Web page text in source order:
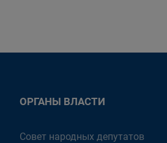
ОРГАНЫ ВЛАСТИ
Совет народных депутатов